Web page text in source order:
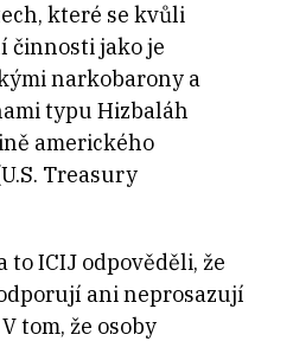
které se kvůli
činnosti jako je
narkobarony a
typu Hizbaláh
amerického
Treasury
to ICIJ odpověděli, že
ani neprosazují
tom, že osoby